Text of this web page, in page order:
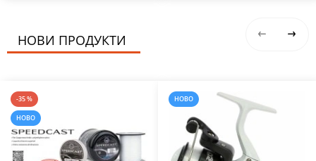
НОВИ ПРОДУКТИ
-35 %
НОВО
НОВО